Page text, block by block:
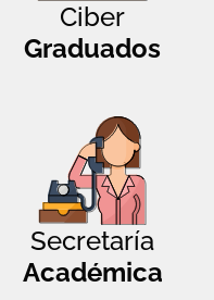
Ciber
Graduados
Secretaría
Académica